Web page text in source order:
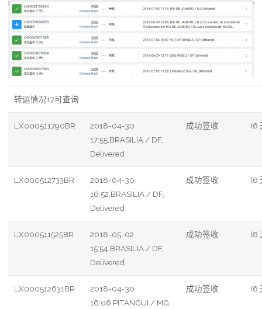
转运情况17可查询
LX000511790BR
2018-04-30
17:55,BRASILIA / DF,
Delivered
成功签收 (6
LX000512733BR
2018-04-30
16:52,BRASILIA / DF,
Delivered
成功签收 (6
LX000511525BR
2018-05-02
15:54,BRASILIA / DF,
Delivered
成功签收 (8
LX000512631BR
2018-04-30
16:06,PITANGUI / MG,
成功签收 (6